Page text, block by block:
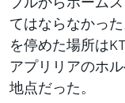
てはならなかっ
を停めた場所は
アプリリアのホ
地点だった。